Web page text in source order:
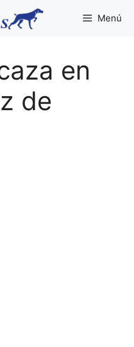
Menú
en
de